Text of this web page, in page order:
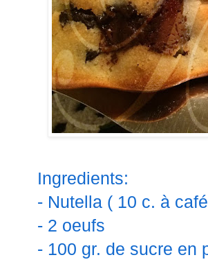
Ingredients:
- Nutella ( 10 c. à
- 2 oeufs
- 100 gr. de sucre en